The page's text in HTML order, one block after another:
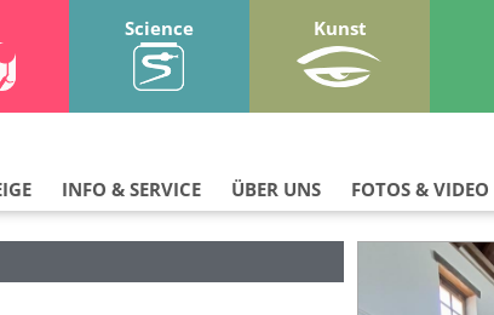
Science Kunst
FOTOS & VIDEO
ÜBER UNS
INFO & SERVICE